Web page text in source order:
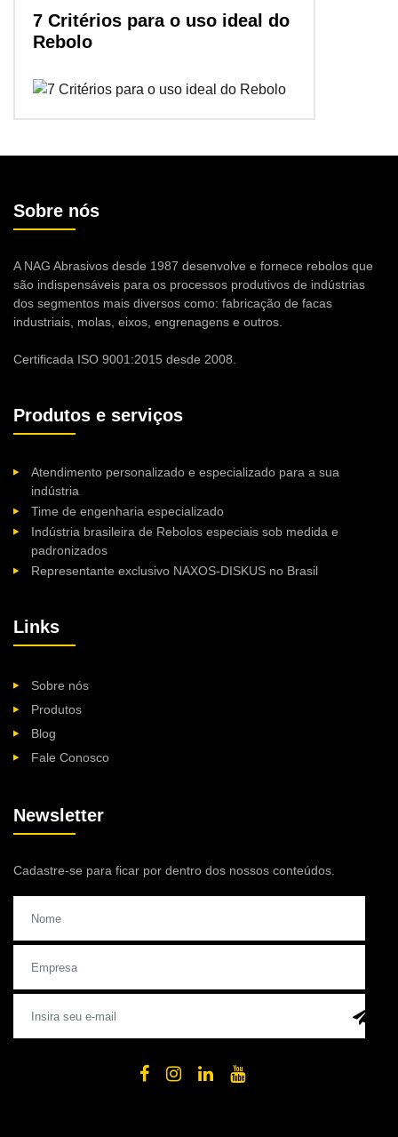
7 Critérios para o uso ideal do
Rebolo
Sobre nós
A NAG Abrasivos desde 1987 desenvolve e fornece rebolos que
são indispensáveis para os processos produtivos de indústrias
dos segmentos mais diversos como: fabricação de facas
industriais, molas, eixos, engrenagens e outros.
Certificada ISO 9001:2015 desde 2008.
Produtos e serviços
Atendimento personalizado e especializado para a sua
indústria
Time de engenharia especializado
Indústria brasileira de Rebolos especiais sob medida e
padronizados
Representante exclusivo NAXOS-DISKUS no Brasil
Links
Sobre nós
Produtos
Blog
Fale Conosco
Newsletter
Cadastre-se para ficar por dentro dos nossos conteúdos.